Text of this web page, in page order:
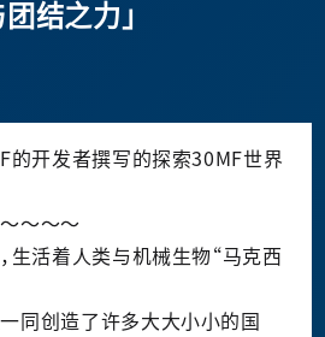
结之力」
的开发者撰写的探索30MF世界
～～～
生活着人类与机械生物“马克西
同创造了许多大大小小的国